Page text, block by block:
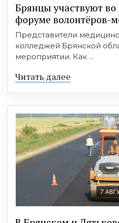
Брянцы участвуют
форуме волонтёров-
Представители
колледжей Брянской
мероприятии. Как ...
Читать далее
7